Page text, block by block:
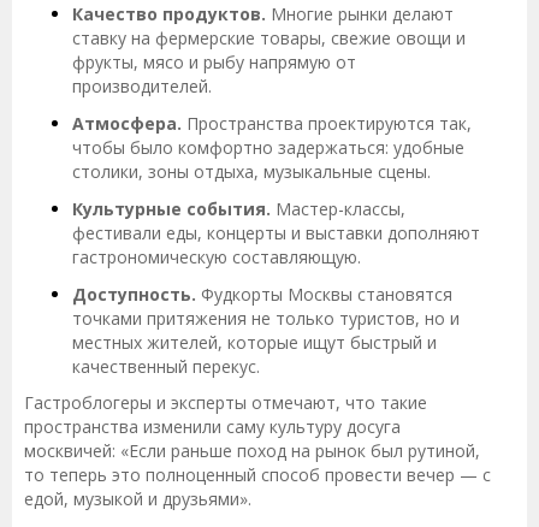
Качество продуктов. Многие рынки делают
ставку на фермерские товары, свежие овощи и
фрукты, мясо и рыбу напрямую от
производителей.
Атмосфера. Пространства проектируются так,
чтобы было комфортно задержаться: удобные
столики, зоны отдыха, музыкальные сцены.
Культурные события. Мастер-классы,
фестивали еды, концерты и выставки дополняют
гастрономическую составляющую.
Доступность. Фудкорты Москвы становятся
точками притяжения не только туристов, но и
местных жителей, которые ищут быстрый и
качественный перекус.
Гастроблогеры и эксперты отмечают, что такие
пространства изменили саму культуру досуга
москвичей: «Если раньше поход на рынок был рутиной,
то теперь это полноценный способ провести вечер — с
едой, музыкой и друзьями».